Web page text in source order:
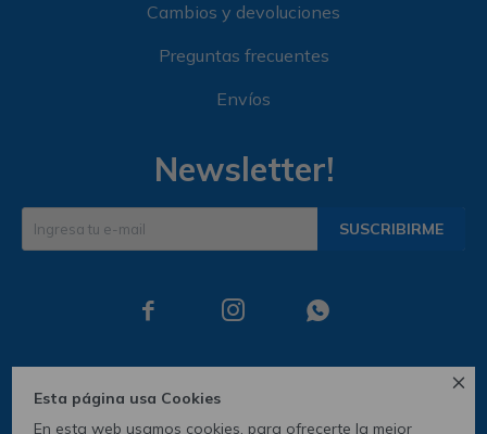

Esta página usa Cookies
En esta web usamos cookies, para ofrecerte la mejor
Cambios y devoluciones
Preguntas frecuentes
Envíos
Newsletter!
SUSCRIBIRME
  